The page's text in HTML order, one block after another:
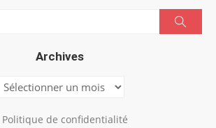
Archives
Archives
Politique de confidentialité